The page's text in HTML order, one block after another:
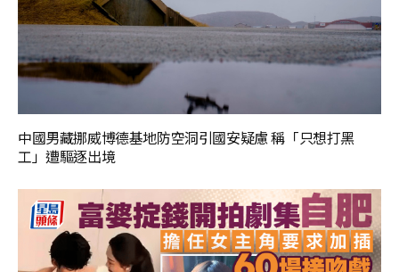
中國男藏挪威博德基地防空洞引國安疑慮 稱「只想打黑
工」遭驅逐出境